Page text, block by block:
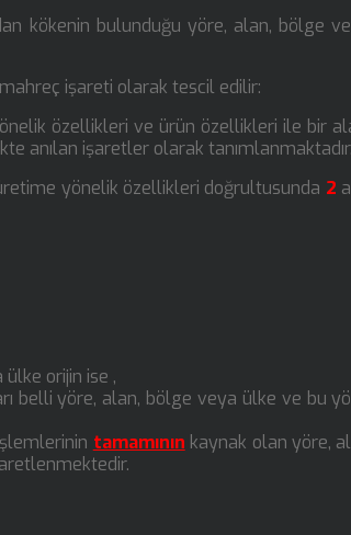
kökenin bulunduğu yöre, alan, bölge
işareti olarak tescil edilir:
özellikleri ve ürün özellikleri ile bir
anılan işaretler olarak tanımlanmaktadır.
yönelik özellikleri doğrultusunda 2
orijin ise ,
belli yöre, alan, bölge veya ülke ve bu
tamamının kaynak olan yöre,